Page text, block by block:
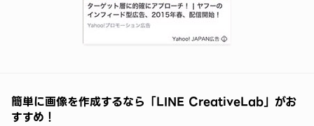
簡単に画像を作成するなら「LINE CreativeLab」がお
すすめ！